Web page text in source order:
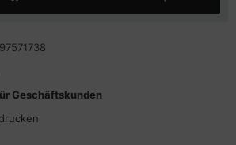
Geschäftskunden